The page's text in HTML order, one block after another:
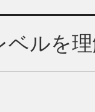
ベルを